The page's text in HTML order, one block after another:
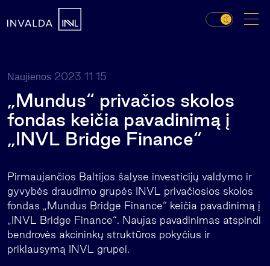
Naujienos 2023 11 15
„Mundus“ privačios skolos
fondas keičia pavadinimą į
„INVL Bridge Finance“
Pirmaujančios Baltijos šalyse investicijų valdymo ir
gyvybės draudimo grupės INVL privačiosios skolos
fondas „Mundus Bridge Finance“ keičia pavadinimą į
„INVL Bridge Finance“. Naujas pavadinimas atspindi
bendrovės akcininkų struktūros pokyčius ir
priklausymą INVL grupei.